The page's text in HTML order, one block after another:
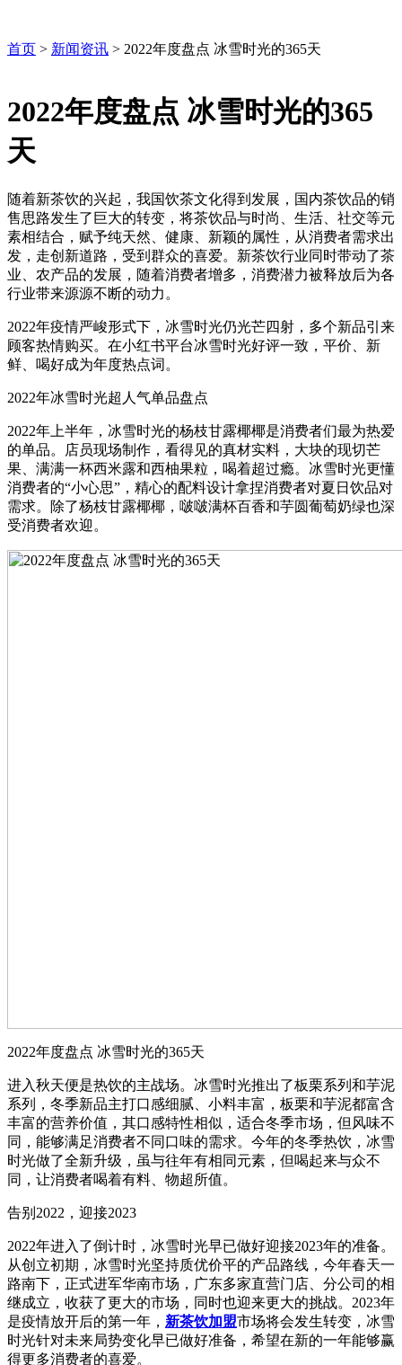
首页 > 新闻资讯 > 2022年度盘点 冰雪时光的365天
2022年度盘点 冰雪时光的365
天
随着新茶饮的兴起，我国饮茶文化得到发展，国内茶饮品的销
售思路发生了巨大的转变，将茶饮品与时尚、生活、社交等元
素相结合，赋予纯天然、健康、新颖的属性，从消费者需求出
发，走创新道路，受到群众的喜爱。新茶饮行业同时带动了茶
业、农产品的发展，随着消费者增多，消费潜力被释放后为各
行业带来源源不断的动力。
2022年疫情严峻形式下，冰雪时光仍光芒四射，多个新品引来
顾客热情购买。在小红书平台冰雪时光好评一致，平价、新
鲜、喝好成为年度热点词。
2022年冰雪时光超人气单品盘点
2022年上半年，冰雪时光的杨枝甘露椰椰是消费者们最为热爱
的单品。店员现场制作，看得见的真材实料，大块的现切芒
果、满满一杯西米露和西柚果粒，喝着超过瘾。冰雪时光更懂
消费者的“小心思”，精心的配料设计拿捏消费者对夏日饮品对
需求。除了杨枝甘露椰椰，啵啵满杯百香和芋圆葡萄奶绿也深
受消费者欢迎。
2022年度盘点 冰雪时光的365天
进入秋天便是热饮的主战场。冰雪时光推出了板栗系列和芋泥
系列，冬季新品主打口感细腻、小料丰富，板栗和芋泥都富含
丰富的营养价值，其口感特性相似，适合冬季市场，但风味不
同，能够满足消费者不同口味的需求。今年的冬季热饮，冰雪
时光做了全新升级，虽与往年有相同元素，但喝起来与众不
同，让消费者喝着有料、物超所值。
告别2022，迎接2023
2022年进入了倒计时，冰雪时光早已做好迎接2023年的准备。
从创立初期，冰雪时光坚持质优价平的产品路线，今年春天一
路南下，正式进军华南市场，广东多家直营门店、分公司的相
继成立，收获了更大的市场，同时也迎来更大的挑战。2023年
是疫情放开后的第一年， 新茶饮加盟市场将会发生转变，冰雪
时光针对未来局势变化早已做好准备，希望在新的一年能够赢
得更多消费者的喜爱。